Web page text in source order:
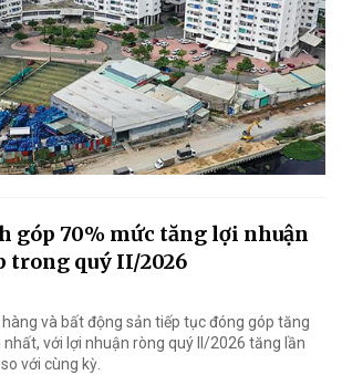
góp 70% mức tăng lợi nhuận
trong quý II/2026
hàng và bất động sản tiếp tục đóng góp tăng
với lợi nhuận ròng quý II/2026 tăng lần
với cùng kỳ.